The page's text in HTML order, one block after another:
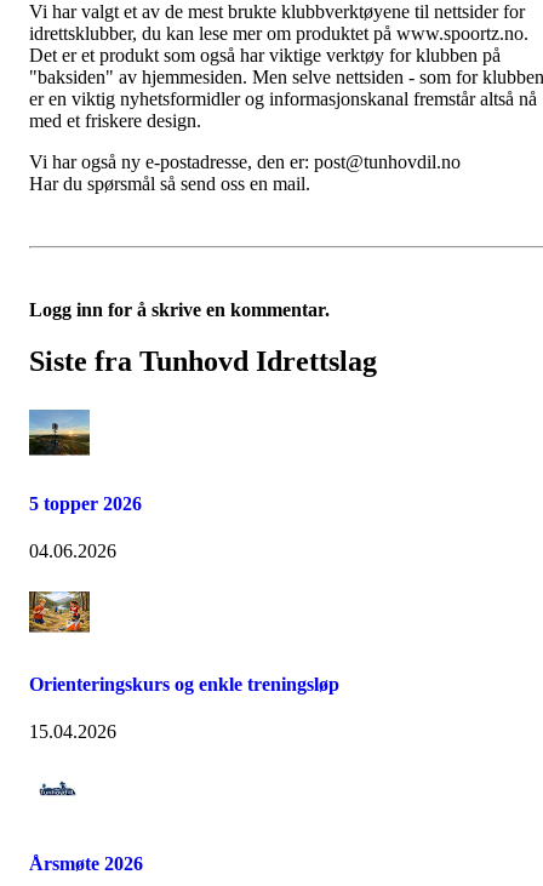
Vi har valgt et av de mest brukte klubbverktøyene til nettsider for
idrettsklubber, du kan lese mer om produktet på www.spoortz.no.
Det er et produkt som også har viktige verktøy for klubben på
"baksiden" av hjemmesiden. Men selve nettsiden - som for klubben
er en viktig nyhetsformidler og informasjonskanal fremstår altså nå
med et friskere design.
Vi har også ny e-postadresse, den er: post@tunhovdil.no
Har du spørsmål så send oss en mail.
Logg inn for å skrive en kommentar.
Siste fra Tunhovd Idrettslag
5 topper 2026
04.06.2026
Orienteringskurs og enkle treningsløp
15.04.2026
Årsmøte 2026